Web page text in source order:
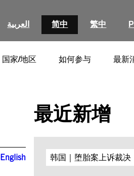
العربية 简中 繁中
国家/地区 如何参与 最新
English
最近新增
韩国｜堕胎案上诉裁决